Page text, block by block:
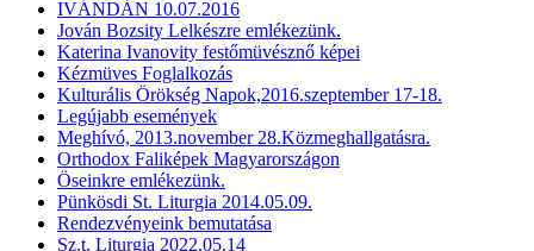
IVÁNDÁN 10.07.2016
Jován Bozsity Lelkészre emlékezünk.
Katerina Ivanovity festőmüvésznő képei
Kézmüves Foglalkozás
Kulturális Örökség Napok,2016.szeptember 17-18.
Legújabb események
Meghívó, 2013.november 28.Közmeghallgatásra.
Orthodox Faliképek Magyarországon
Öseinkre emlékezünk.
Pünkösdi St. Liturgia 2014.05.09.
Rendezvényeink bemutatása
Sz.t. Liturgia 2022.05.14